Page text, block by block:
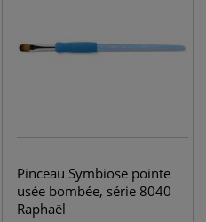
Pinceau Symbiose pointe
usée bombée, série 8040
Raphaël